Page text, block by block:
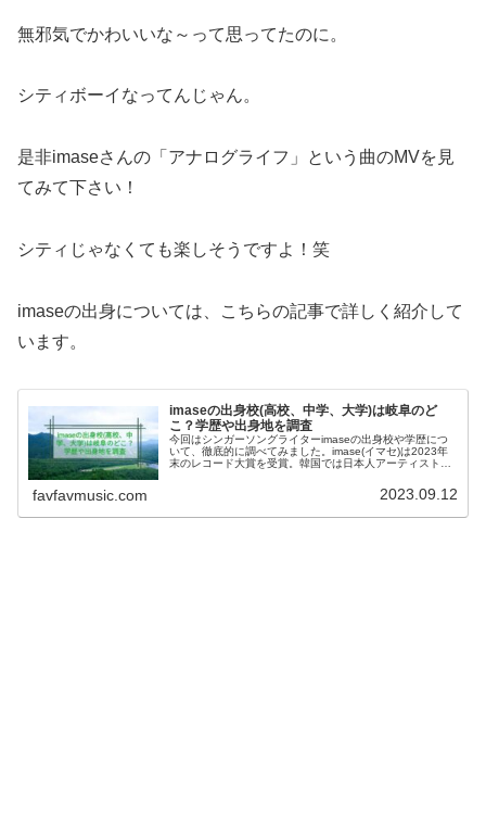
無邪気でかわいいな～って思ってたのに。
シティボーイなってんじゃん。
是非imaseさんの「アナログライフ」という曲のMVを見
てみて下さい！
シティじゃなくても楽しそうですよ！笑
imaseの出身については、こちらの記事で詳しく紹介して
います。
imaseの出身校(高校、中学、大学)は岐阜のど
こ？学歴や出身地を調査
今回はシンガーソングライターimaseの出身校や学歴につ
いて、徹底的に調べてみました。imase(イマセ)は2023年
末のレコード大賞を受賞。韓国では日本人アーティストと
favfavmusic.com 2023.09.12